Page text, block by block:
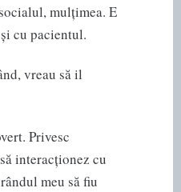
mulțimea. E
cu pacientul.
vreau să il
Privesc
interacționez cu
meu să fiu